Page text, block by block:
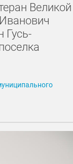
Великой
Гусь-